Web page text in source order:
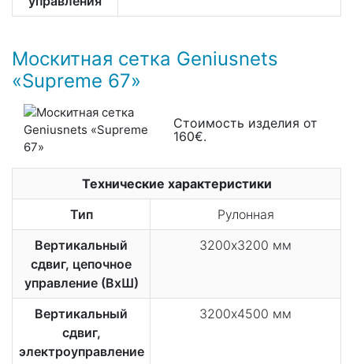
Москитная сетка Geniusnets
«Supreme 67»
Стоимость изделия от
160€.
Технические характеристики
Тип
Рулонная
Вертикальный
сдвиг, цепочное
управление (ВхШ)
3200х3200 мм
Вертикальный
сдвиг,
электроуправление
3200х4500 мм